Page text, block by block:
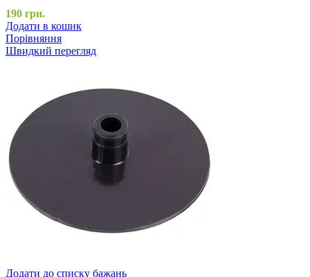
190 грн.
Додати в кошик
Порівняння
Швидкий перегляд
Додати до списку бажань